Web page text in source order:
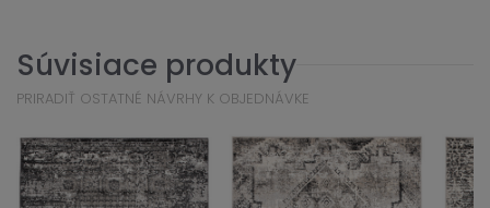
Súvisiace produkty
PRIRADIŤ OSTATNÉ NÁVRHY K OBJEDNÁVKE